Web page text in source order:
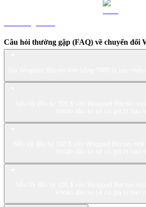
Câu hỏi thường gặp (FAQ) về chuyển đổi